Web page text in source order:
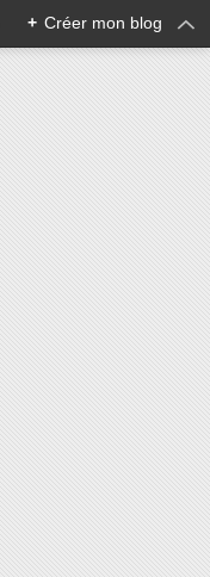
+ Créer mon blog